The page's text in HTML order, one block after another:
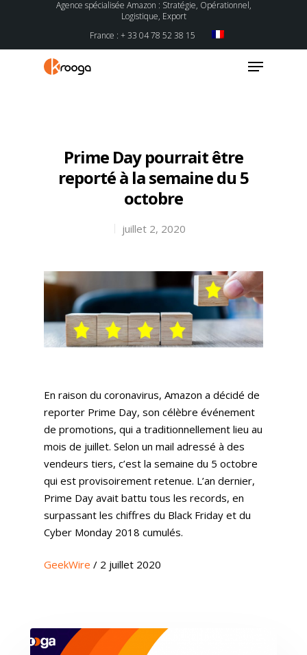
Agence spécialisée Amazon : Stratégie, Opérationnel,
Logistique, Export
France : + 33 04 78 52 38 15
Prime Day pourrait être
reporté à la semaine du 5
octobre
juillet 2, 2020
En raison du coronavirus, Amazon a décidé de
reporter Prime Day, son célèbre événement
de promotions, qui a traditionnellement lieu au
mois de juillet. Selon un mail adressé à des
vendeurs tiers, c’est la semaine du 5 octobre
qui est provisoirement retenue. L’an dernier,
Prime Day avait battu tous les records, en
surpassant les chiffres du Black Friday et du
Cyber Monday 2018 cumulés.
GeekWire / 2 juillet 2020